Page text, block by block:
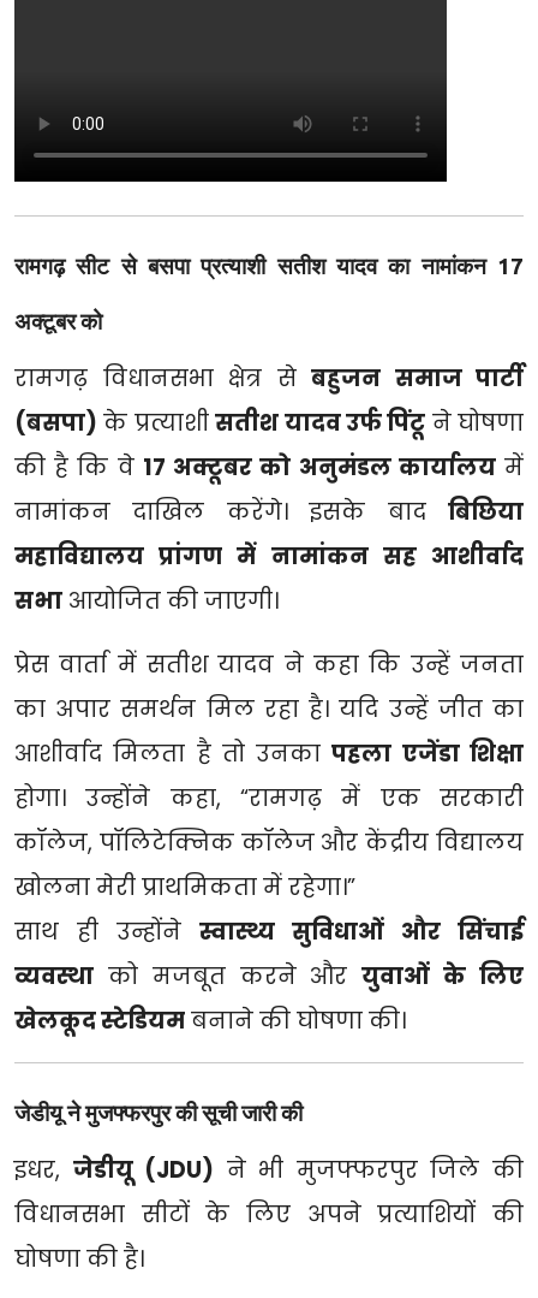
रामगढ़ सीट से बसपा प्रत्याशी सतीश यादव का नामांकन 17
अक्टूबर को
रामगढ़ विधानसभा क्षेत्र से बहुजन समाज पार्टी
(बसपा) के प्रत्याशीसतीश यादव उर्फ पिंटू ने घोषणा
की है कि वे 17 अक्टूबर को अनुमंडल कार्यालयमें
नामांकन दाखिल करेंगे। इसके बाद बिछिया
महाविद्यालय प्रांगण में नामांकन सह आशीर्वाद
सभा आयोजित की जाएगी।
प्रेस वार्ता में सतीश यादव ने कहा कि उन्हें जनता
का अपार समर्थन मिल रहा है। यदि उन्हें जीत का
आशीर्वाद मिलता है तो उनकापहला एजेंडा शिक्षा
होगा। उन्होंने कहा, “रामगढ़ में एक सरकारी
कॉलेज, पॉलिटेक्निक कॉलेज और केंद्रीय विद्यालय
खोलना मेरी प्राथमिकता में रहेगा।”
साथ ही उन्होंने स्वास्थ्य सुविधाओं और सिंचाई
व्यवस्था को मजबूत करने औरयुवाओं के लिए
खेलकूद स्टेडियमबनाने की घोषणा की।
जेडीयू ने मुजफ्फरपुर की सूची जारी की
इधर, जेडीयू (JDU) ने भी मुजफ्फरपुर जिले की
विधानसभा सीटों के लिए अपने प्रत्याशियों की
घोषणा की है।